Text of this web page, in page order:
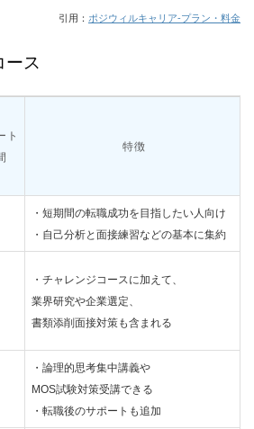
引用： ポジウィルキャリア-プラン・料金
ース
ト
特徴
・短期間の転職成功を目指したい人向け
・自己分析と面接練習などの基本に集約
・チャレンジコースに加えて、
業界研究や企業選定、
書類添削面接対策も含まれる
・論理的思考集中講義や
MOS試験対策受講できる
・転職後のサポートも追加